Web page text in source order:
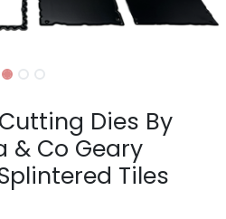
Dies By
& Co Geary
Tiles